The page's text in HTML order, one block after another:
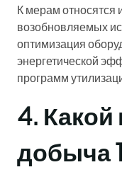
К мерам относятся
возобновляемых
оптимизация
энергетической
программ
4. Какой
добыча